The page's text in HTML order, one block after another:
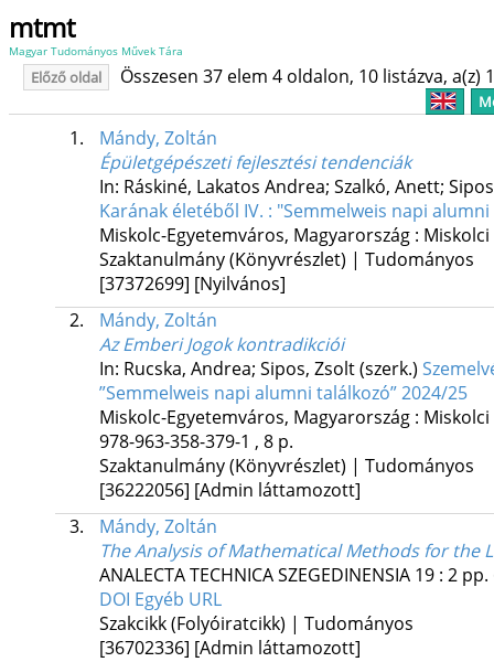
mtmt
Magyar Tudományos Művek Tára
Előző oldal Összesen 37 elem 4 oldalon, 10 listázva, a(z)
1.
Mándy, Zoltán
Épületgépészeti fejlesztési tendenciák
In: Ráskiné, Lakatos Andrea; Szalkó, Anett;
Karának életéből IV. : "Semmelweis napi
Miskolc-Egyetemváros, Magyarország :
Szaktanulmány (Könyvrészlet) | Tudományos
[37372699] [Nyilvános]
2.
Mándy, Zoltán
Az Emberi Jogok kontradikciói
In: Rucska, Andrea; Sipos, Zsolt (szerk.)
”Semmelweis napi alumni találkozó” 2024/25
Miskolc-Egyetemváros, Magyarország :
978-963-358-379-1 , 8 p.
Szaktanulmány (Könyvrészlet) | Tudományos
[36222056] [Admin láttamozott]
3.
Mándy, Zoltán
The Analysis of Mathematical Methods for the
ANALECTA TECHNICA SZEGEDINENSIA 19: 2 pp.
DOI Egyéb URL
Szakcikk (Folyóiratcikk) | Tudományos
[36702336] [Admin láttamozott]